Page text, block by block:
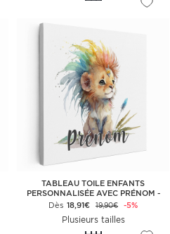
TABLEAU TOILE ENFANTS
PERSONNALISÉE AVEC PRÉNOM -
LIONCEAU COLORÉ
Dès 18,91€ 19,90€ -5%
Plusieurs tailles